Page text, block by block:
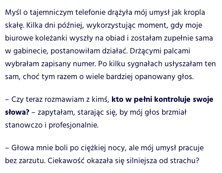
Myśl o tajemniczym telefonie drążyła mój umysł jak kropla
skałę. Kilka dni później, wykorzystując moment, gdy moje
biurowe koleżanki wyszły na obiad i zostałam zupełnie sama
w gabinecie, postanowiłam działać. Drżącymi palcami
wybrałam zapisany numer. Po kilku sygnałach usłyszałam ten
sam, choć tym razem o wiele bardziej opanowany głos.
– Czy teraz rozmawiam z kimś, kto w pełni kontroluje swoje
słowa? – zapytałam, starając się, by mój głos brzmiał
stanowczo i profesjonalnie.
– Głowa mnie boli po ciężkiej nocy, ale mój umysł pracuje
bez zarzutu. Ciekawość okazała się silniejsza od strachu?